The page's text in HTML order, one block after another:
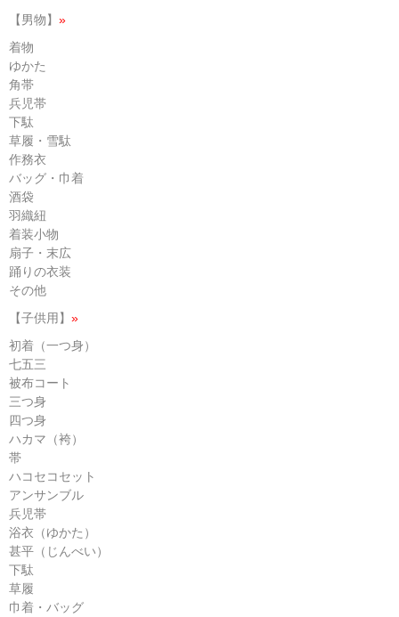
【男物】 »
着物
ゆかた
角帯
兵児帯
下駄
草履・雪駄
作務衣
バッグ・巾着
酒袋
羽織紐
着装小物
扇子・末広
踊りの衣装
その他
【子供用】 »
初着（一つ身）
七五三
被布コート
三つ身
四つ身
ハカマ（袴）
帯
ハコセコセット
アンサンブル
兵児帯
浴衣（ゆかた）
甚平（じんべい）
下駄
草履
巾着・バッグ